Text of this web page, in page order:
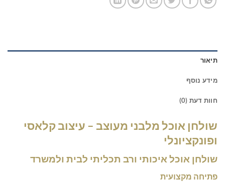
תיאור
מידע נוסף
חוות דעת (0)
שולחן אוכל מלבני מעוצב – עיצוב קלאסי
ופונקציונלי
שולחן אוכל איכותי ורב תכליתי לבית ולמשרד
פתיחה מקצועית